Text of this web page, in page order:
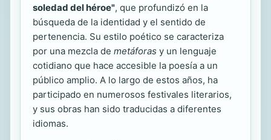
soledad del héroe", que profundizó en la
búsqueda de la identidad y el sentido de
pertenencia. Su estilo poético se caracteriza
por una mezcla de metáforas y un lenguaje
cotidiano que hace accesible la poesía a un
público amplio. A lo largo de estos años, ha
participado en numerosos festivales literarios,
y sus obras han sido traducidas a diferentes
idiomas.